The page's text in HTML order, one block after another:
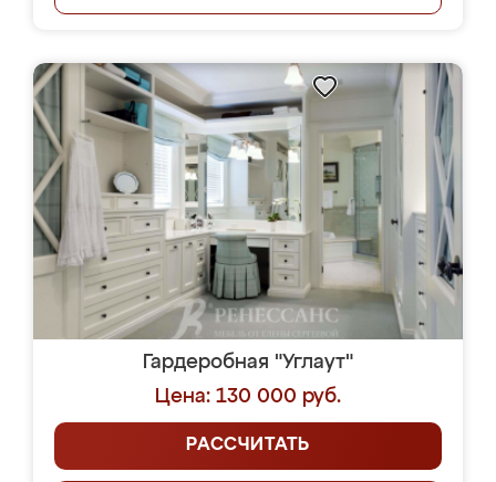
Гардеробная "Углаут"
Цена: 130 000 руб.
РАССЧИТАТЬ